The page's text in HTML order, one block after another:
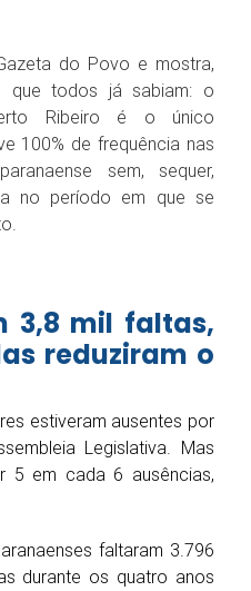
do Povo e mostra,
que todos já sabiam: o
Ribeiro é o único
100% de frequência nas
sem, sequer,
no período em que se
3,8 mil faltas,
reduziram o
estiveram ausentes por
Legislativa. Mas
5 em cada 6 ausências,
faltaram 3.796
durante os quatro anos